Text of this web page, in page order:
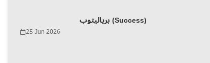
بریالیتوب (Success)
25 Jun 2026